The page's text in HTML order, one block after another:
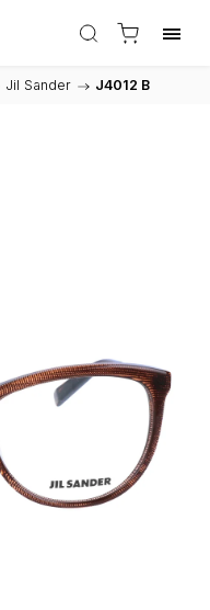
Jil Sander / J4012 B